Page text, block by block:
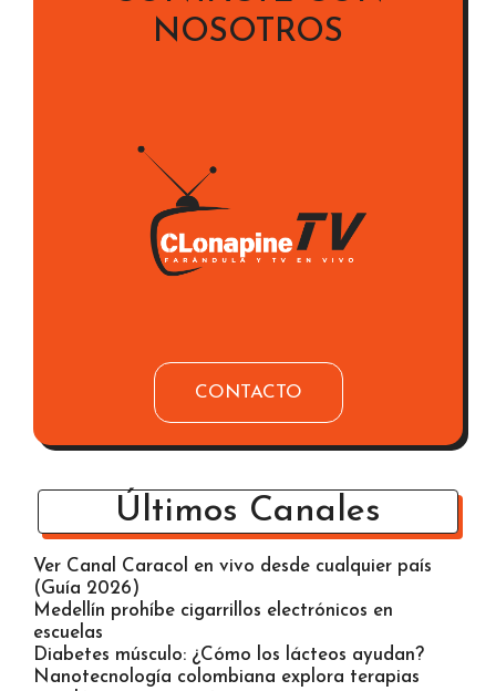
NOSOTROS
CONTACTO
Últimos Canales
Ver Canal Caracol en vivo desde cualquier país
(Guía 2026)
Medellín prohíbe cigarrillos electrónicos en
escuelas
Diabetes músculo: ¿Cómo los lácteos ayudan?
Nanotecnología colombiana explora terapias